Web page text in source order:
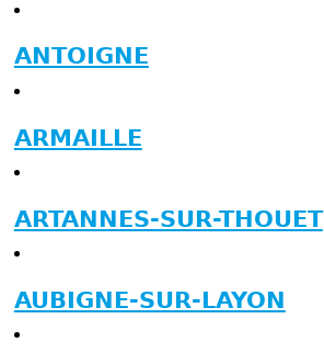
ANTOIGNE
ARMAILLE
ARTANNES-SUR-THOUET
AUBIGNE-SUR-LAYON